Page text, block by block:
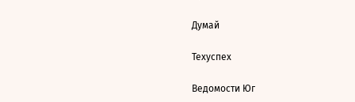
Думай
Техуспех
Ведомости Юг